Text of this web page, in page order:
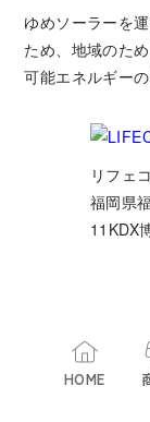
HOME
ゆめソーラーを
ため、地域のた
可能エネルギー
リフェ
福岡県
11KDX